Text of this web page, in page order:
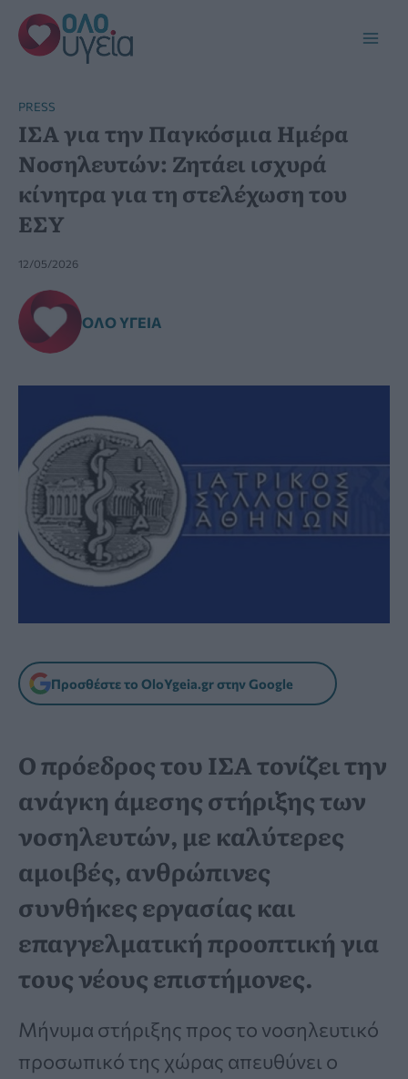
Μετάβαση
στο
περιεχόμενο
PRESS
ΙΣΑ για την Παγκόσμια Ημέρα
Νοσηλευτών: Ζητάει ισχυρά
κίνητρα για τη στελέχωση του
ΕΣΥ
12/05/2026
ΌΛΟ ΥΓΕΊΑ
Προσθέστε το OloYgeia.gr στην Google
Ο πρόεδρος του ΙΣΑ τονίζει την
ανάγκη άμεσης στήριξης των
νοσηλευτών, με καλύτερες
αμοιβές, ανθρώπινες
συνθήκες εργασίας και
επαγγελματική προοπτική για
τους νέους επιστήμονες.
Μήνυμα στήριξης προς το νοσηλευτικό
προσωπικό της χώρας απευθύνει ο